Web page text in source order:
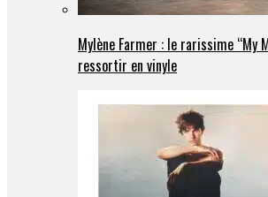
Mylène Farmer : le rarissime “My
ressortir en vinyle